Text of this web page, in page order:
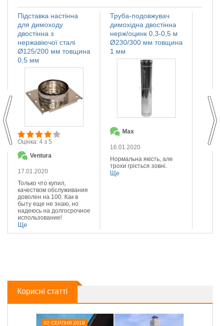
Труба-подовжувач
димохідна двостінна
нерж/оцинк 0,3-0,5 м
Ø230/300 мм товщина
1 мм
Max
16.01.2020
Нормальна якість, але
трохи гріється зовні.
Ще
Підставка настінна
для димоходу
двостінна з
нержавіючої сталі
Ø125/200 мм товщина
0,5 мм
Оцінка: 4 з 5
Ventura
17.01.2020
Только что купил,
качеством обслуживания
доволен на 100. Как в
быту еще не знаю, но
надеюсь на долгосрочное
использование!
Ще
Корисні статті
02 СЕРПНЯ 2019